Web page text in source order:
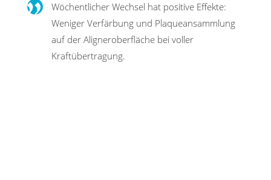
Wöchentlicher Wechsel hat positive Effekte:
Weniger Verfärbung und Plaque­ansammlung
auf der Aligneroberfläche bei voller
Kraftübertragung.